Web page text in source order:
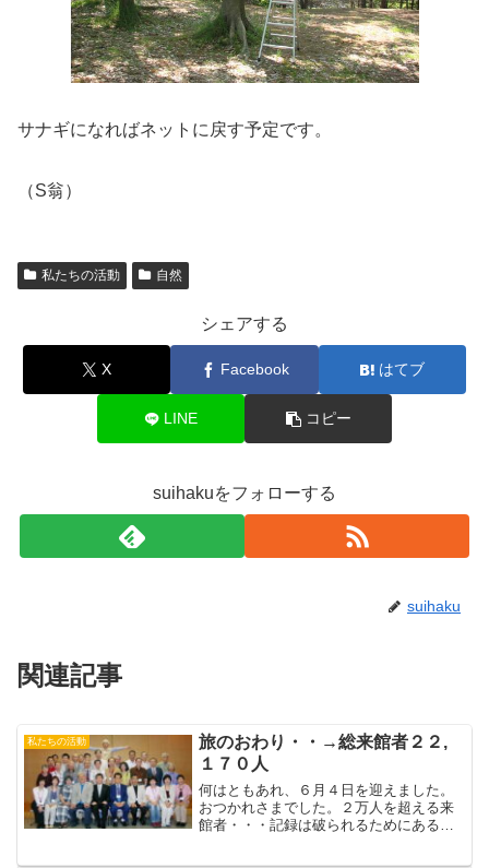
サナギになればネットに戻す予定です。
（S翁）
私たちの活動 自然
シェアする
X Facebook はてブ
LINE コピー
suihakuをフォローする
suihaku
関連記事
私たちの活動
旅のおわり・・→総来館者２２,
１７０人
何はともあれ、６月４日を迎えました。
おつかれさまでした。２万人を超える来
館者・・・記録は破られるためにあるの